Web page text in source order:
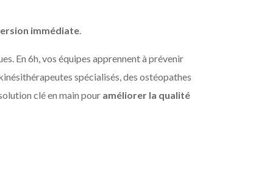
immédiate.
En 6h, vos équipes apprennent à prévenir
spécialisés, des ostéopathes
clé en main pour améliorer la qualité